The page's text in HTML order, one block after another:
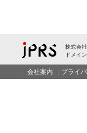
株式会
ドメイ
｜ 会社案内 ｜ プライ